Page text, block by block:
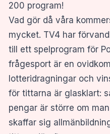
200 program!
Vad gör då våra
mycket. TV4 har
till ett spelprogram för
frågesport är en
lotteridragningar och
för tittarna är glasklart:
pengar är större om
skaffar sig